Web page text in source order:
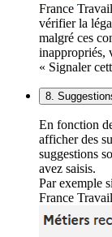
France
vérifier la
malgré ces
inappropriés,
« Signaler
8.
En fonction
afficher des
suggestions
avez saisis.
Par exemple
France